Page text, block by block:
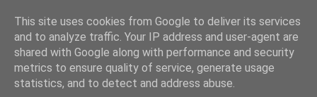
This site uses cookies from Google to deliver its services
and to analyze traffic. Your IP address and user-agent are
shared with Google along with performance and security
metrics to ensure quality of service, generate usage
statistics, and to detect and address abuse.